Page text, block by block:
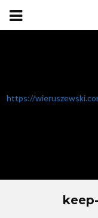
https://